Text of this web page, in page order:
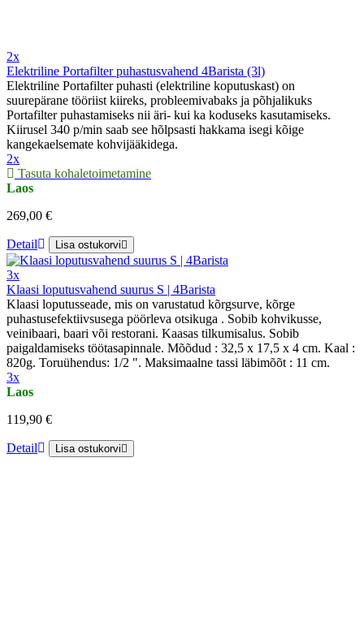
2x
Elektriline Portafilter puhastusvahend 4Barista (3l)
Elektriline Portafilter puhasti (elektriline koputuskast) on
suurepärane tööriist kiireks, probleemivabaks ja põhjalikuks
Portafilter puhastamiseks nii äri- kui ka koduseks kasutamiseks.
Kiirusel 340 p/min saab see hõlpsasti hakkama isegi kõige
kangekaelsemate kohvijääkidega.
2x
Tasuta kohaletoimetamine
Laos
269,00 €
Detail Lisa ostukorvi
3x
Klaasi loputusvahend suurus S | 4Barista
Klaasi loputusseade, mis on varustatud kõrgsurve, kõrge
puhastusefektiivsusega pöörleva otsikuga . Sobib kohvikusse,
veinibaari, baari või restorani. Kaasas tilkumisalus. Sobib
paigaldamiseks töötasapinnale. Mõõdud : 32,5 x 17,5 x 4 cm. Kaal :
820g. Toruühendus: 1/2 ". Maksimaalne tassi läbimõõt : 11 cm.
3x
Laos
119,90 €
Detail Lisa ostukorvi